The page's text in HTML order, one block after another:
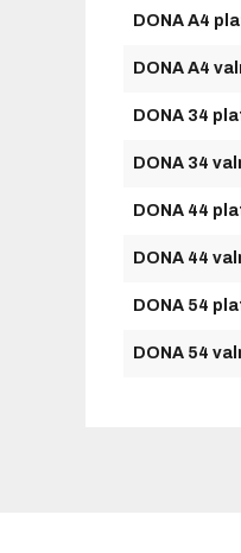
DONA A4
DONA A4
DONA 34
DONA 34
DONA 44
DONA 44
DONA 54
DONA 54